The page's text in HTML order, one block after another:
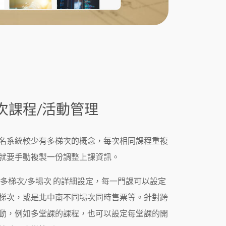
課程/活動管理
系統較少有多梯次的概念，每次相同課程重複
要手動複製一份調整上課資訊。
梯次/多場次 的詳細設定，每一門課可以設定
次，或是北中南不同場次同時售票等。針對跨
，例如多堂課的課程，也可以設定每堂課的開